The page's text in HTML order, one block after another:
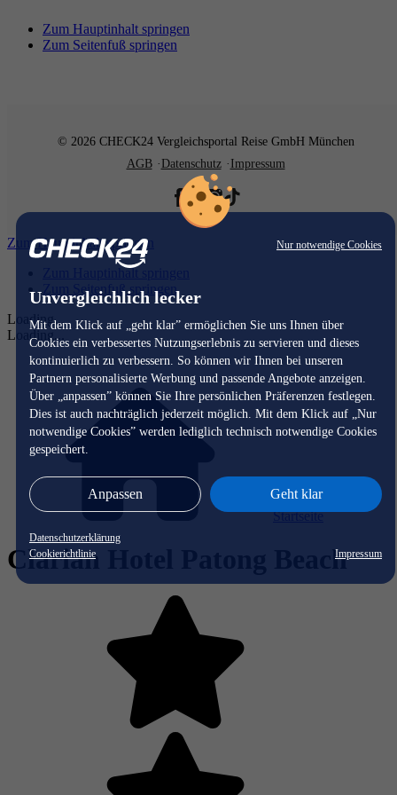
Nur notwendige Cookies
Unvergleichlich lecker
Mit dem Klick auf „geht klar” ermöglichen Sie uns Ihnen über
Cookies ein verbessertes Nutzungserlebnis zu servieren und dieses
kontinuierlich zu verbessern. So können wir Ihnen bei unseren
Partnern personalisierte Werbung und passende Angebote anzeigen.
Über „anpassen” können Sie Ihre persönlichen Präferenzen festlegen.
Dies ist auch nachträglich jederzeit möglich. Mit dem Klick auf „Nur
notwendige Cookies” werden lediglich technisch notwendige Cookies
gespeichert.
Anpassen Geht klar
Datenschutzerklärung
Cookierichtlinie
Impressum
Zum Hauptinhalt springen
Zum Seitenfuß springen
© 2026 CHECK24 Vergleichsportal Reise GmbH München
AGB
Datenschutz Impressum
Zum Hauptinhalt springen
Zum Hauptinhalt springen
Zum Seitenfuß springen
Loading...
Loading...
Startseite
Clarian Hotel Patong Beach